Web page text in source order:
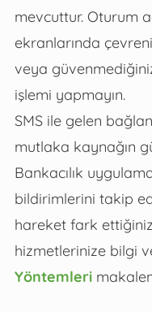
mevcuttur. Oturum
ekranlarında
veya
işlemi yapmayın.
SMS ile gelen
mutlaka kaynağın
Bankacılık
bildirimlerini takip
hareket fark
hizmetlerinize bilgi
Yöntemleri